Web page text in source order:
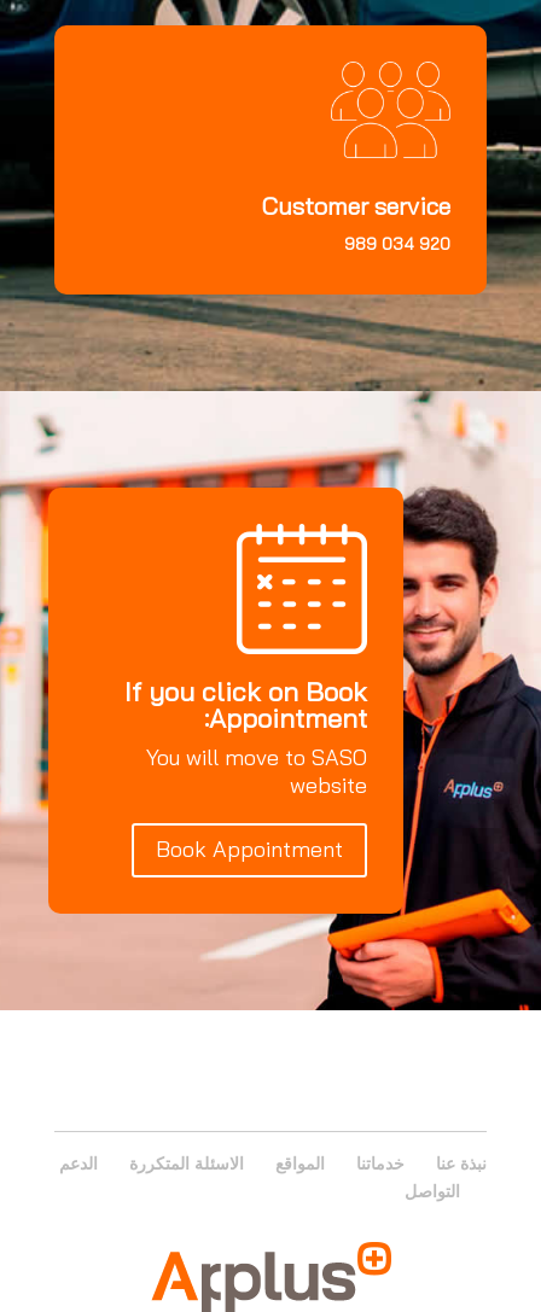
Customer service
920 034 989
If you click on Book
Appointment:
You will move to SASO
website
Book Appointment
نبذة عنا خدماتنا المواقع الاسئلة المتكررة
الدعم
التواصل